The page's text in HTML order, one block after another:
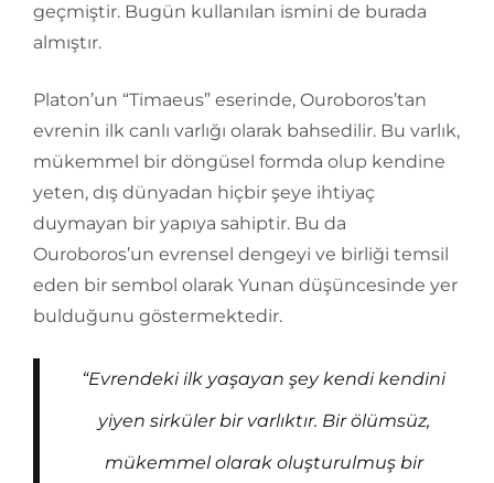
geçmiştir. Bugün kullanılan ismini de burada
almıştır.
Platon’un “Timaeus” eserinde, Ouroboros’tan
evrenin ilk canlı varlığı olarak bahsedilir. Bu varlık,
mükemmel bir döngüsel formda olup kendine
yeten, dış dünyadan hiçbir şeye ihtiyaç
duymayan bir yapıya sahiptir. Bu da
Ouroboros’un evrensel dengeyi ve birliği temsil
eden bir sembol olarak Yunan düşüncesinde yer
bulduğunu göstermektedir.
“Evrendeki ilk yaşayan şey kendi kendini
yiyen sirküler bir varlıktır. Bir ölümsüz,
mükemmel olarak oluşturulmuş bir